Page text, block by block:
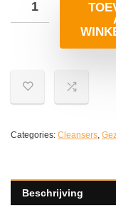
Categories: Cleansers,
Beschrijving